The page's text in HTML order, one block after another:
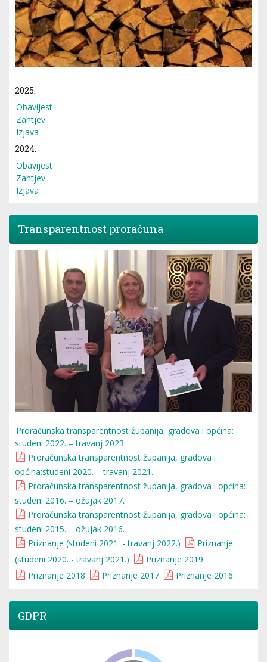
2025.
Obavijest
Zahtjev
Izjava
2024.
Obavijest
Zahtjev
Izjava
Transparentnost proračuna
Proračunska transparentnost županija, gradova i općina:
studeni 2022. – travanj 2023.
Proračunska transparentnost županija, gradova i
općina:studeni 2020. – travanj 2021.
Proračunska transparentnost županija, gradova i općina:
studeni 2016. – ožujak 2017.
Proračunska transparentnost županija, gradova i općina:
studeni 2015. – ožujak 2016.
Priznanje (studeni 2021. - travanj 2022.)
Priznanje
(studeni 2020. - travanj 2021.)
Priznanje 2019
Priznanje 2018
Priznanje 2017 Priznanje 2016
GDPR